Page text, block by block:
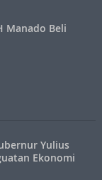
Manado Beli
Yulius
Ekonomi